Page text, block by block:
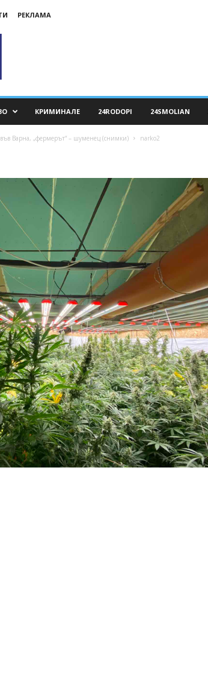
РЕКЛАМА
КРИМИНАЛЕ 24RODOPI 24SMOLIAN
Варна, „фермерът“ – шуменец (снимки) narko2